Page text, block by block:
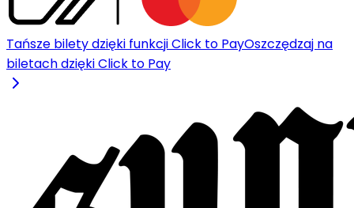
Tańsze bilety dzięki funkcji Click to PayOszczędzaj na
biletach dzięki Click to Pay